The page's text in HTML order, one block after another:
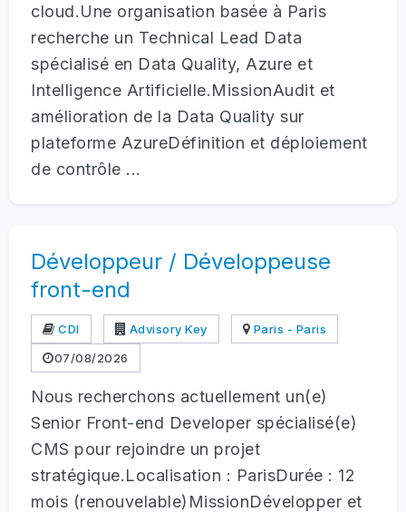
cloud.Une organisation basée à Paris
recherche un Technical Lead Data
spécialisé en Data Quality, Azure et
Intelligence Artificielle.MissionAudit et
amélioration de la Data Quality sur
plateforme AzureDéfinition et déploiement
de contrôle ...
Développeur / Développeuse
front-end
CDI Advisory Key
Paris - Paris
07/08/2026
Nous recherchons actuellement un(e)
Senior Front-end Developer spécialisé(e)
CMS pour rejoindre un projet
stratégique.Localisation : ParisDurée : 12
mois (renouvelable)MissionDévelopper et